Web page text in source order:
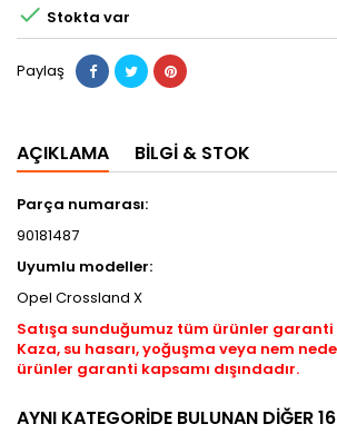
 Stokta var
Paylaş
AÇIKLAMA BILGI & STOK
Parça numarası:
90181487
Uyumlu modeller:
Opel Crossland X
Satışa sunduğumuz tüm ürünler garanti
Kaza, su hasarı, yoğuşma veya nem
ürünler garanti kapsamı dışındadır.
AYNI KATEGORIDE BULUNAN DIĞER